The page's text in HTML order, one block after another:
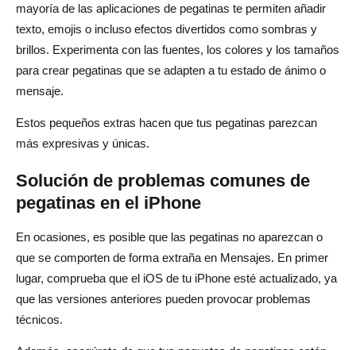
mayoría de las aplicaciones de pegatinas te permiten añadir
texto, emojis o incluso efectos divertidos como sombras y
brillos. Experimenta con las fuentes, los colores y los tamaños
para crear pegatinas que se adapten a tu estado de ánimo o
mensaje.
Estos pequeños extras hacen que tus pegatinas parezcan
más expresivas y únicas.
Solución de problemas comunes de
pegatinas en el iPhone
En ocasiones, es posible que las pegatinas no aparezcan o
que se comporten de forma extraña en Mensajes. En primer
lugar, comprueba que el iOS de tu iPhone esté actualizado, ya
que las versiones anteriores pueden provocar problemas
técnicos.